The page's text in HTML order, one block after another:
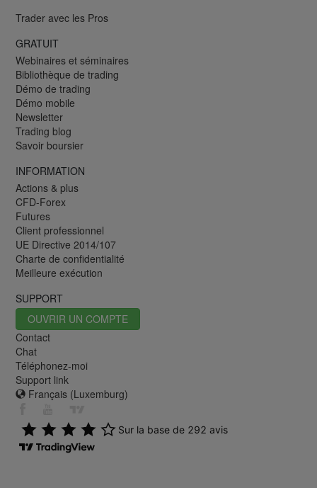
Trader avec les Pros
GRATUIT
Webinaires et séminaires
Bibliothèque de trading
Démo de trading
Démo mobile
Newsletter
Trading blog
Savoir boursier
INFORMATION
Actions & plus
CFD-Forex
Futures
Client professionnel
UE Directive 2014/107
Charte de confidentialité
Meilleure exécution
SUPPORT
OUVRIR UN COMPTE
Contact
Chat
Téléphonez-moi
Support link
Français (Luxemburg)